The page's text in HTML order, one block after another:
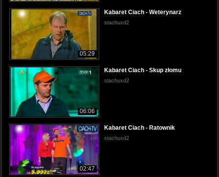
05:29
Kabaret Ciach - Weterynarz
stachuxd2
06:06
Kabaret Ciach - Skup złomu
stachuxd2
02:47
Kabaret Ciach - Ratownik
stachuxd2